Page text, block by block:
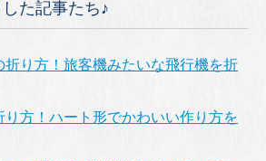
た記事たち♪
折り方！旅客機みたいな飛行機を折
り方！ハート形でかわいい作り方を